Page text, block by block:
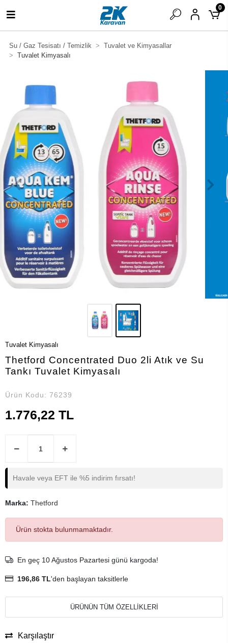
0
Su / Gaz Tesisatı / Temizlik
Tuvalet ve Kimyasallar
Tuvalet Kimyasalı
Tuvalet Kimyasalı
Thetford Concentrated Duo 2li Atık ve Su
Tankı Tuvalet Kimyasalı
Ürün Kodu: 76239
1.776,22 TL
Havale veya EFT ile %5 indirim fırsatı!
Marka: Thetford
Ürün stokta bulunmamaktadır.
En geç 10 Ağustos Pazartesi günü kargoda!
196,86 TL'den başlayan taksitlerle
ÜRÜNÜN TÜM ÖZELLİKLERİ
Karşılaştır